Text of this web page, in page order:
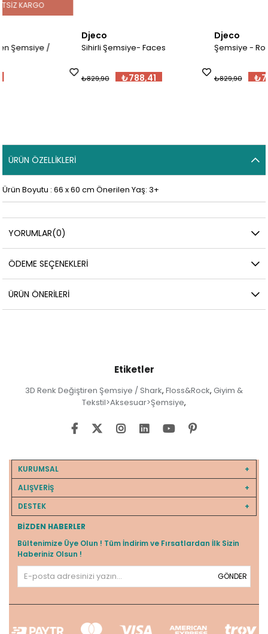
Sihirli Şemsiye- Faces
₺788,41
Şemsiye - Robotlar
₺788,41
₺829,90
ÜRÜN ÖZELLIKLERI
Ürün Boyutu : 66 x 60 cm Önerilen Yaş: 3+
YORUMLAR(0)
ÖDEME SEÇENEKLERI
ÜRÜN ÖNERILERI
Etiketler
3D Renk Değiştiren Şemsiye / Shark, Floss&Rock, Giyim &
Tekstil>Aksesuar>Şemsiye,
KURUMSAL
ALIŞVERİŞ
DESTEK
BIZDEN HABERLER
Bültenimize Üye Olun ! Tüm İndirim ve Fırsatlardan İlk Sizin
Haberiniz Olsun !
GÖNDER